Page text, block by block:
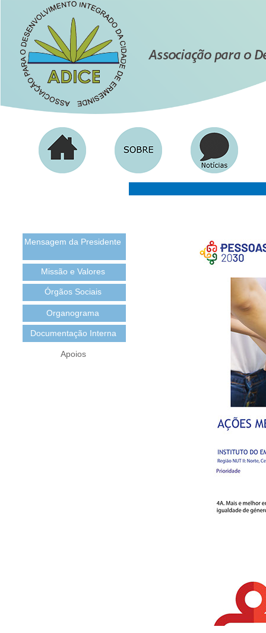
Mensagem da Presidente
Missão e Valores
Órgãos Sociais
Organograma
Documentação Interna
Apoios